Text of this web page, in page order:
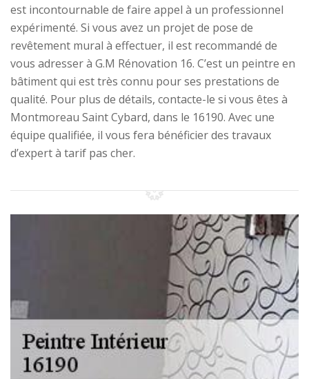
est incontournable de faire appel à un professionnel
expérimenté. Si vous avez un projet de pose de
revêtement mural à effectuer, il est recommandé de
vous adresser à G.M Rénovation 16. C’est un peintre en
bâtiment qui est très connu pour ses prestations de
qualité. Pour plus de détails, contacte-le si vous êtes à
Montmoreau Saint Cybard, dans le 16190. Avec une
équipe qualifiée, il vous fera bénéficier des travaux
d’expert à tarif pas cher.